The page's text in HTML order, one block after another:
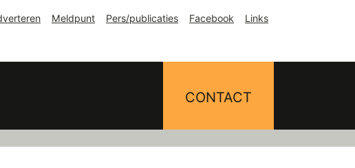
Meldpunt Pers/publicaties Facebook Links
CONTACT